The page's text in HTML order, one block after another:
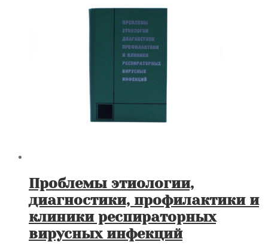
Проблемы этиологии,
диагностики, профилактики и
клиники респираторных
вирусных инфекций